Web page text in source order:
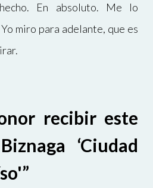
En absoluto. Me lo
miro para adelante, que es
recibir este
‘Ciudad